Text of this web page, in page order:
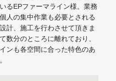
るEPファーマライン様。業務
人の集中作業も必要とされる
計、施工を行わさせて頂きま
数分のところに離れており、
ンも各空間に合った特色のあ